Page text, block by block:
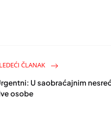
ČLANAK
U saobraćajnim
osobe